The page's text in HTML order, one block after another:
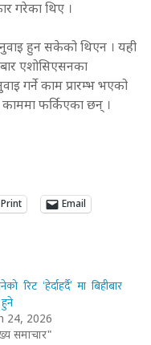
गरेका थिए ।
हुन सकेको थिएन । यही
एशोसिएसनका
गर्ने काम प्रारम्भ भएको
फर्किएका छन् ।
Print Email
रिट ‘हेर्दाहर्दै’ मा बिहीबार
24, 2026
समाचार"